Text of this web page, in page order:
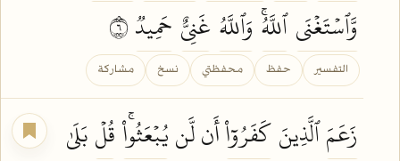
وَّٱسۡتَغۡنَىٱللَّهُۚ وَٱللَّهُ غَنِيٌّ حَمِيدٞ
التفسير حفظ محفظتي نسخ مشاركة
زَعَمَٱلَّذِينَكَفَرُوٓاْأَن لَّنيُبۡعَثُواْۚقُلۡبَلَىٰ